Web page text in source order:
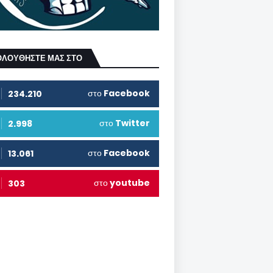
ΜΑΣ ΣΤΟ
234.210 στο Facebook
2.998 στο Twitter
13.061 στο Facebook
303 στοyoutube